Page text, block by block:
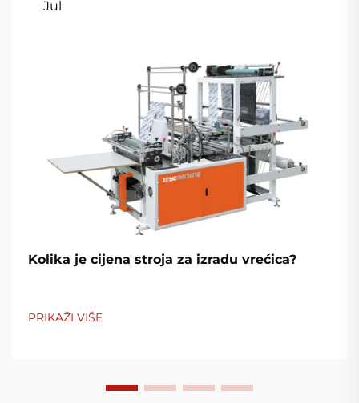
Jul
Kolika je cijena stroja za izradu vrećica?
PRIKAŽI VIŠE